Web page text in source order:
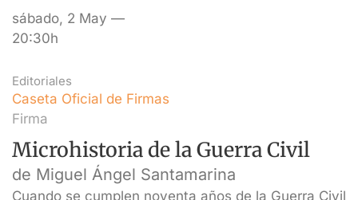
sábado, 2 May —
20:30h
Editoriales
Caseta Oficial de Firmas
Firma
Microhistoria de la Guerra Civil
de Miguel Ángel Santamarina
Cuando se cumplen noventa años de la Guerra Civil